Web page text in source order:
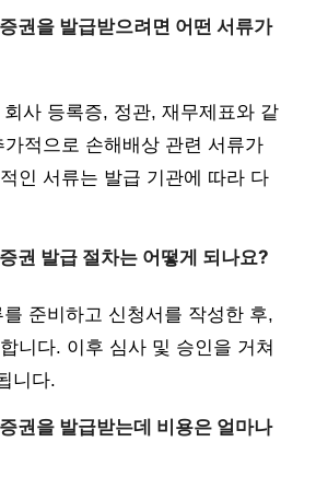
권을 발급받으려면 어떤 서류가
사 등록증, 정관, 재무제표와 같
적으로 손해배상 관련 서류가
인 서류는 발급 기관에 따라 다
권 발급 절차는 어떻게 되나요?
준비하고 신청서를 작성한 후,
니다. 이후 심사 및 승인을 거쳐
니다.
권을 발급받는데 비용은 얼마나